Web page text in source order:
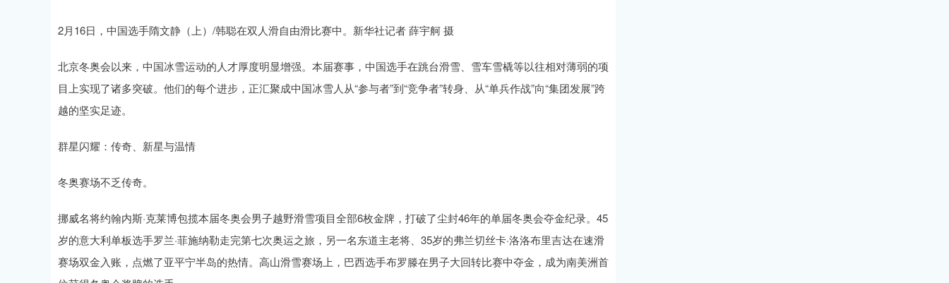
2月16日，中国选手隋文静（上）/韩聪在双人滑自由滑比赛中。新华社记者 薛宇舸 摄
北京冬奥会以来，中国冰雪运动的人才厚度明显增强。本届赛事，中国选手在跳台滑雪、雪车雪橇等以往相对薄弱的项
目上实现了诸多突破。他们的每个进步，正汇聚成中国冰雪人从“参与者”到“竞争者”转身、从“单兵作战”向“集团发展”跨
越的坚实足迹。
群星闪耀：传奇、新星与温情
冬奥赛场不乏传奇。
挪威名将约翰内斯·克莱博包揽本届冬奥会男子越野滑雪项目全部6枚金牌，打破了尘封46年的单届冬奥会夺金纪录。45
岁的意大利单板选手罗兰·菲施纳勒走完第七次奥运之旅，另一名东道主老将、35岁的弗兰切丝卡·洛洛布里吉达在速滑
赛场双金入账，点燃了亚平宁半岛的热情。高山滑雪赛场上，巴西选手布罗滕在男子大回转比赛中夺金，成为南美洲首